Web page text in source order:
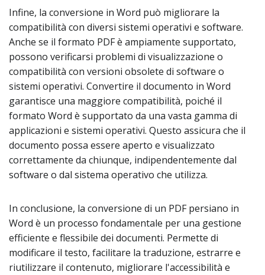
Infine, la conversione in Word può migliorare la
compatibilità con diversi sistemi operativi e software.
Anche se il formato PDF è ampiamente supportato,
possono verificarsi problemi di visualizzazione o
compatibilità con versioni obsolete di software o
sistemi operativi. Convertire il documento in Word
garantisce una maggiore compatibilità, poiché il
formato Word è supportato da una vasta gamma di
applicazioni e sistemi operativi. Questo assicura che il
documento possa essere aperto e visualizzato
correttamente da chiunque, indipendentemente dal
software o dal sistema operativo che utilizza.
In conclusione, la conversione di un PDF persiano in
Word è un processo fondamentale per una gestione
efficiente e flessibile dei documenti. Permette di
modificare il testo, facilitare la traduzione, estrarre e
riutilizzare il contenuto, migliorare l'accessibilità e